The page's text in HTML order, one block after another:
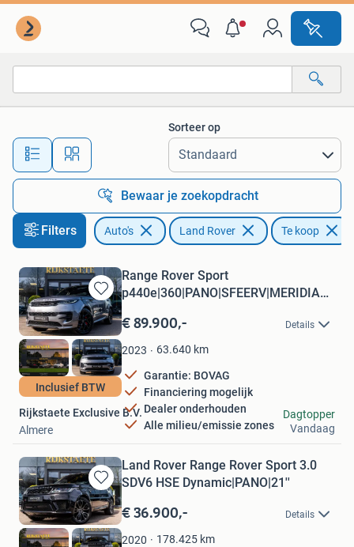
Alle afstanden…
Sorteer op
Bewaar je zoekopdracht
Filters Auto's Land Rover Te koop
Bewaren
in
Mijn
Favorieten
Inclusief BTW
Range Rover Sport
€ 89.900,- Details
2023 63.640 km
Garantie: BOVAG
Financiering mogelijk
Dealer onderhouden
Alle milieu/emissie zones
Rijkstaete Exclusive B.V.
Almere
Dagtopper
Vandaag
Bewaren
in
Mijn
Favorieten
Land Rover Range Rover Sport 3.0
SDV6 HSE Dynamic|PANO|21''
€ 36.900,- Details
2020 178.425 km